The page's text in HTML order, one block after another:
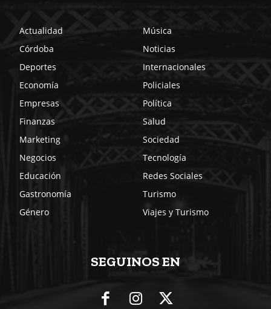
Actualidad
Córdoba
Deportes
Economía
Empresas
Finanzas
Marketing
Negocios
Educación
Gastronomía
Género
Música
Noticias
Internacionales
Policiales
Política
Salud
Sociedad
Tecnología
Redes Sociales
Turismo
Viajes y Turismo
SEGUINOS EN